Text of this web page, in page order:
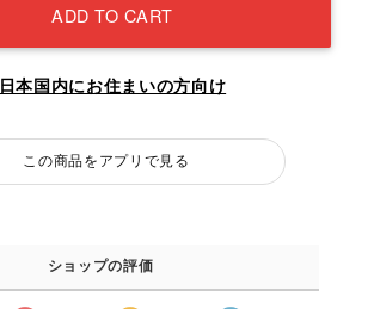
ADD TO CART
日本国内にお住まいの方向け
この商品をアプリで見る
ショップの評価